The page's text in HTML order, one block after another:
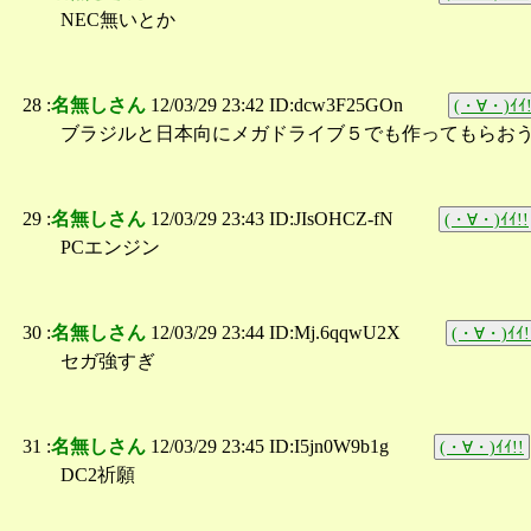
NEC無いとか
28 :名無しさん 12/03/29 23:42 ID:dcw3F25GOn (・∀・)ｲｲ
ブラジルと日本向にメガドライブ５でも作ってもらおう
29 :名無しさん 12/03/29 23:43 ID:JIsOHCZ-fN (・∀・)ｲｲ!!
PCエンジン
30 :名無しさん 12/03/29 23:44 ID:Mj.6qqwU2X (・∀・)ｲｲ
セガ強すぎ
31 :名無しさん 12/03/29 23:45 ID:I5jn0W9b1g (・∀・)ｲｲ!!
DC2祈願